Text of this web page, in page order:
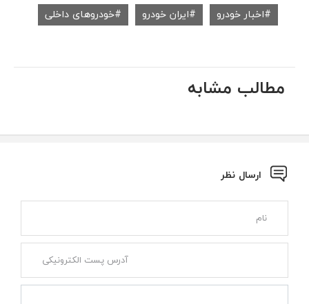
اخبار خودرو ایران خودرو خودروهای داخلی
مطالب مشابه
ارسال نظر